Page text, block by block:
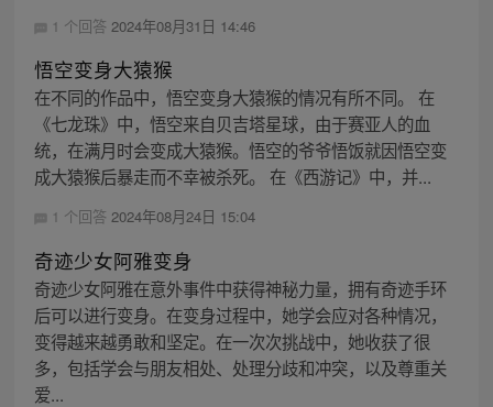
1 个回答 2024年08月31日 14:46
悟空变身大猿猴
在不同的作品中，悟空变身大猿猴的情况有所不同。 在
《七龙珠》中，悟空来自贝吉塔星球，由于赛亚人的血
统，在满月时会变成大猿猴。悟空的爷爷悟饭就因悟空变
成大猿猴后暴走而不幸被杀死。 在《西游记》中，并...
1 个回答 2024年08月24日 15:04
奇迹少女阿雅变身
奇迹少女阿雅在意外事件中获得神秘力量，拥有奇迹手环
后可以进行变身。在变身过程中，她学会应对各种情况，
变得越来越勇敢和坚定。在一次次挑战中，她收获了很
多，包括学会与朋友相处、处理分歧和冲突，以及尊重关
爱...